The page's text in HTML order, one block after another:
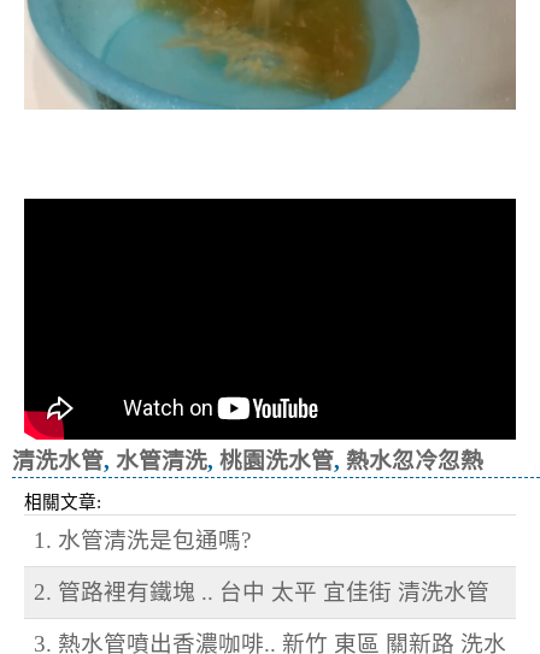
清洗水管, 水管清洗, 桃園洗水管, 熱水忽冷忽熱
相關文章:
1. 水管清洗是包通嗎?
2. 管路裡有鐵塊 .. 台中 太平 宜佳街 清洗水管
3. 熱水管噴出香濃咖啡.. 新竹 東區 關新路 洗水